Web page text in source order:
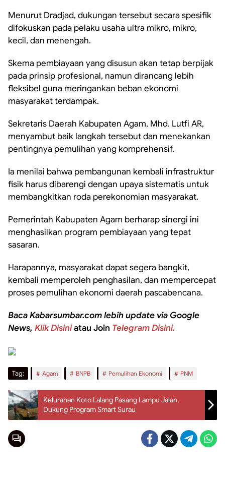
Menurut Dradjad, dukungan tersebut secara spesifik
difokuskan pada pelaku usaha ultra mikro, mikro,
kecil, dan menengah.
Skema pembiayaan yang disusun akan tetap berpijak
pada prinsip profesional, namun dirancang lebih
fleksibel guna meringankan beban ekonomi
masyarakat terdampak.
Sekretaris Daerah Kabupaten Agam, Mhd. Lutfi AR,
menyambut baik langkah tersebut dan menekankan
pentingnya pemulihan yang komprehensif.
Ia menilai bahwa pembangunan kembali infrastruktur
fisik harus dibarengi dengan upaya sistematis untuk
membangkitkan roda perekonomian masyarakat.
Pemerintah Kabupaten Agam berharap sinergi ini
menghasilkan program pembiayaan yang tepat
sasaran.
Harapannya, masyarakat dapat segera bangkit,
kembali memperoleh penghasilan, dan mempercepat
proses pemulihan ekonomi daerah pascabencana.
Baca Kabarsumbar.com lebih update via Google
News, Klik Disiniatau Join Telegram Disini.
Tag: Agam BNPB Pemulihan Ekonomi PNM
Kelurahan Koto Lalang Pasang Lampu Jalan,
Dukung Program Smart Surau